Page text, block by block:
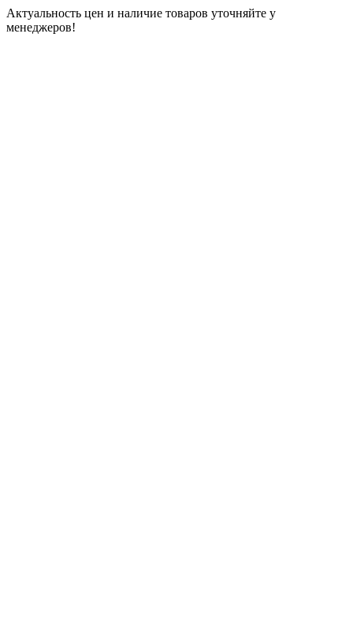
Актуальность цен и наличие товаров уточняйте у
менеджеров!